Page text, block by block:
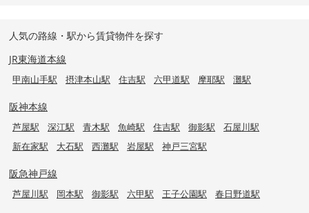
人気の路線・駅から賃貸物件を探す
JR東海道本線
甲南山手駅 摂津本山駅 住吉駅 六甲道駅 摩耶駅 灘駅
阪神本線
芦屋駅 深江駅 青木駅 魚崎駅 住吉駅 御影駅
石屋川駅
新在家駅
大石駅 西灘駅 岩屋駅 神戸三宮駅
阪急神戸線
芦屋川駅 岡本駅 御影駅 六甲駅 王子公園駅 春日野道駅